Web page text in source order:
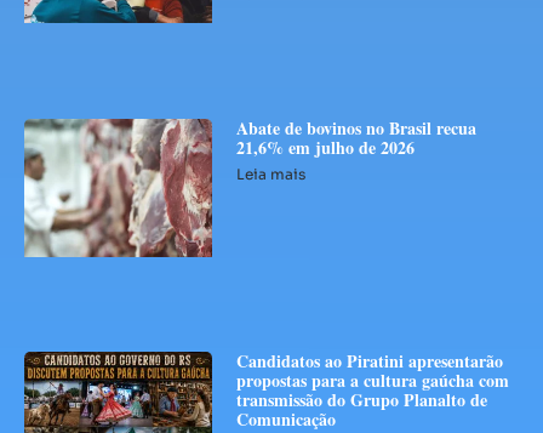
Abate de bovinos no Brasil recua
21,6% em julho de 2026
Leia mais
Candidatos ao Piratini apresentarão
propostas para a cultura gaúcha com
transmissão do Grupo Planalto de
Comunicação